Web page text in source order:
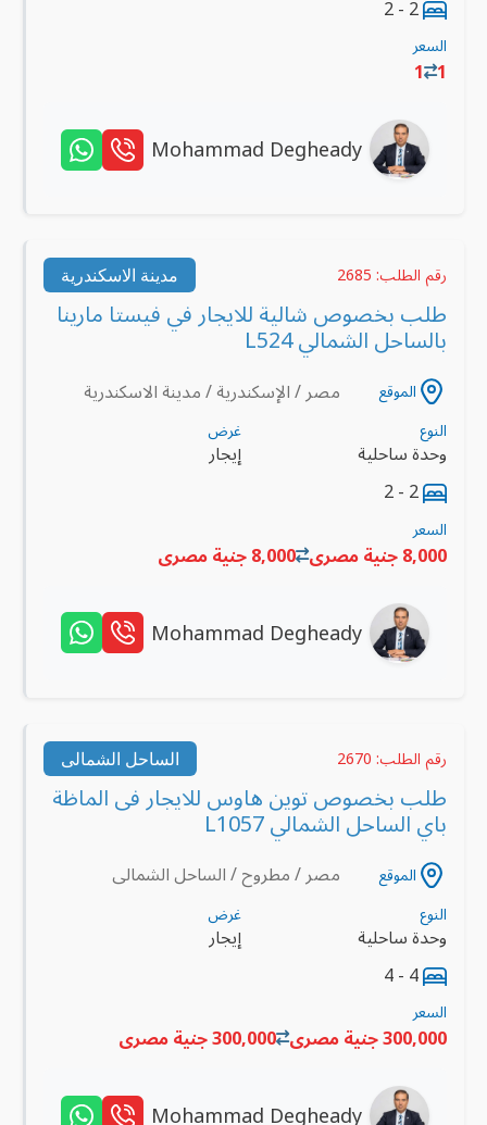
2 - 2
السعر
1
1
Mohammad Degheady
رقم الطلب: 2685 مدينة الاسكندرية
طلب بخصوص شالية للايجار في فيستا مارينا
بالساحل الشمالي L524
الموقع مصر / الإسكندرية / مدينة الاسكندرية
النوع
وحدة ساحلية
غرض
إيجار
2 - 2
السعر
8,000 جنية مصرى 8,000 جنية مصرى
Mohammad Degheady
رقم الطلب: 2670 الساحل الشمالى
طلب بخصوص توين هاوس للايجار فى الماظة
باي الساحل الشمالي L1057
الموقع مصر / مطروح / الساحل الشمالى
النوع
وحدة ساحلية
غرض
إيجار
4 - 4
السعر
300,000 جنية مصرى 300,000 جنية مصرى
Mohammad Degheady